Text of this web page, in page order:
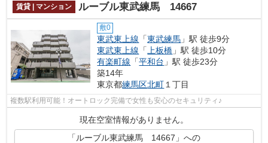
賃貸 | マンション ルーブル東武練馬 14667
敷0
東武東上線 「東武練馬 」駅 徒歩9分
東武東上線 「 上板橋 」駅 徒歩10分
有楽町線 「平和台 」駅 徒歩23分
築14年
東京都練馬区北町 １丁目
複数駅利用可能！オートロック完備で女性も安心のセキュリティ♪
現在空室情報がありません。
「ルーブル東武練馬 14667」への